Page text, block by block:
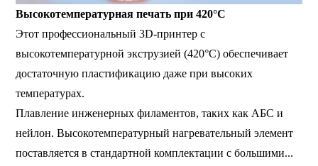
Высокотемпературная печать при 420°C
Этот профессиональный 3D-принтер с
высокотемпературной экструзией (420°C) обеспечивает
достаточную пластификацию даже при высоких
температурах.
Плавление инженерных филаментов, таких как АБС и
нейлон. Высокотемпературный нагревательный элемент
поставляется в стандартной комплектации с большими...